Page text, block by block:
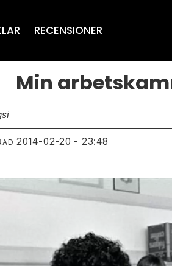
RECENSIONER
Min
2014-02-20 - 23:48